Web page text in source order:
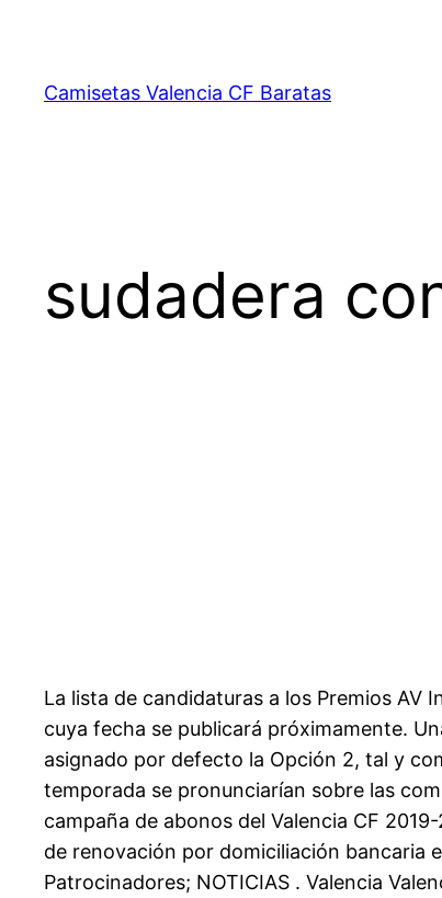
contenido
Camisetas Valencia CF Baratas
sudadera
La lista de candidaturas a los Premios AV
cuya fecha se publicará próximamente.
asignado por defecto la Opción 2, tal y
temporada se pronunciarían sobre las
campaña de abonos del Valencia CF
de renovación por domiciliación bancaria
Patrocinadores; NOTICIAS . Valencia